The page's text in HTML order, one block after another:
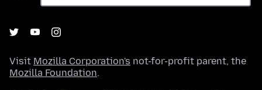
Visit Mozilla Corporation's not-for-profit parent, the
Mozilla Foundation.